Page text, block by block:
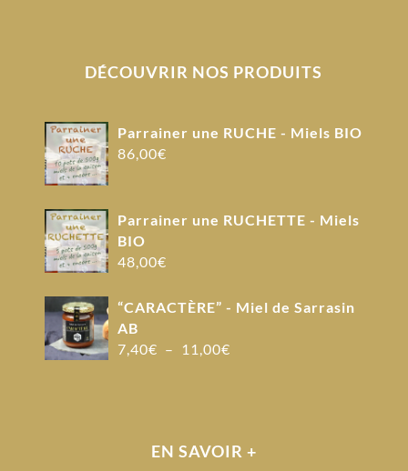
DÉCOUVRIR NOS PRODUITS
Parrainer une RUCHE - Miels BIO
86,00€
Parrainer une RUCHETTE - Miels
BIO
48,00€
“CARACTÈRE” - Miel de Sarrasin
AB
7,40€ – 11,00€Plage
11,00€
EN SAVOIR +